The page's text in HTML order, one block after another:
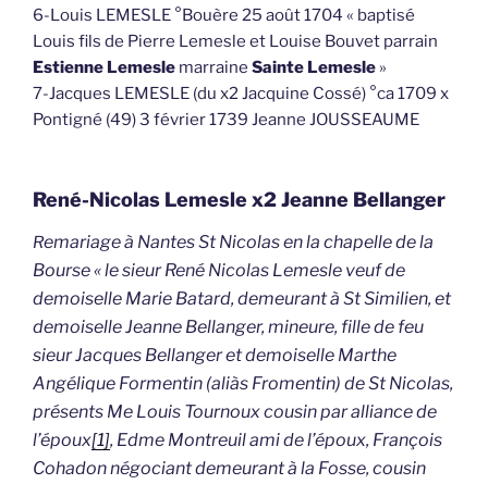
6-Louis LEMESLE °Bouère 25 août 1704 « baptisé
Louis fils de Pierre Lemesle et Louise Bouvet parrain
Estienne Lemesle marraine Sainte Lemesle »
7-Jacques LEMESLE (du x2 Jacquine Cossé) °ca 1709 x
Pontigné (49) 3 février 1739 Jeanne JOUSSEAUME
René-Nicolas Lemesle x2 Jeanne Bellanger
Remariage à Nantes St Nicolas en la chapelle de la
Bourse « le sieur René Nicolas Lemesle veuf de
demoiselle Marie Batard, demeurant à St Similien, et
demoiselle Jeanne Bellanger, mineure, fille de feu
sieur Jacques Bellanger et demoiselle Marthe
Angélique Formentin (aliàs Fromentin) de St Nicolas,
présents Me Louis Tournoux cousin par alliance de
l’époux[1], Edme Montreuil ami de l’époux, François
Cohadon négociant demeurant à la Fosse, cousin